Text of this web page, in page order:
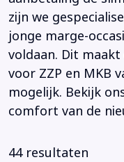
zijn we
jonge marge-
voldaan. Dit
voor ZZP en MKB
mogelijk. Bekijk
comfort van de
44 resultaten